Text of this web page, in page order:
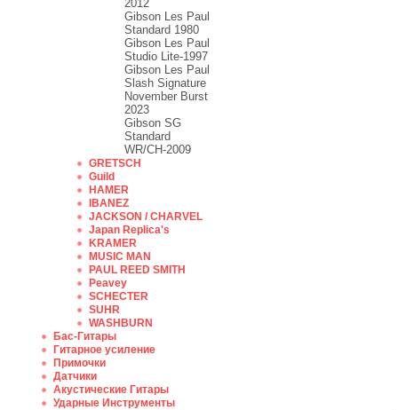
2012
Gibson Les Paul
Standard 1980
Gibson Les Paul
Studio Lite-1997
Gibson Les Paul
Slash Signature
November Burst
2023
Gibson SG
Standard
WR/CH-2009
GRETSCH
Guild
HAMER
IBANEZ
JACKSON / CHARVEL
Japan Replica's
KRAMER
MUSIC MAN
PAUL REED SMITH
Peavey
SCHECTER
SUHR
WASHBURN
Бас-Гитары
Гитарное усиление
Примочки
Датчики
Акустические Гитары
Ударные Инструменты